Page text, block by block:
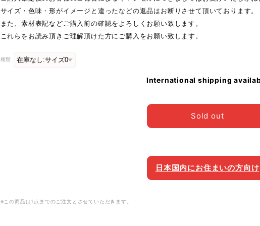
サイズ・色味・形がイメージと違ったなどの返品はお断りさせて頂いております。
また、素材表記などご購入前の確認をよろしくお願い致します。
これらをお読み頂きご理解頂けた方にご購入をお願い致します。
種類
International shipping
Sold out
日本国内にお住まいの方向け
※この商品は1点までのご注文とさせていただきます。